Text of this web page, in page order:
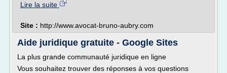
Lire la suite
Site : http://www.avocat-bruno-aubry.com
Aide juridique gratuite - Google Sites
La plus grande communauté juridique en ligne
Vous souhaitez trouver des réponses à vos questions